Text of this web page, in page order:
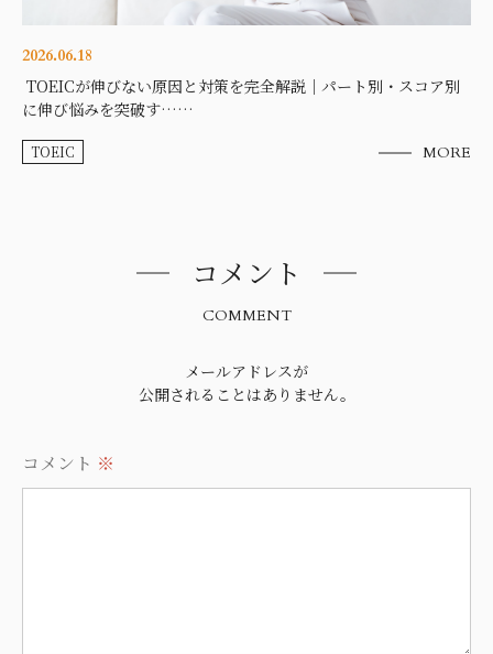
2026.06.18
TOEICが伸びない原因と対策を完全解説｜パート別・スコア別
に伸び悩みを突破す……
TOEIC MORE
コメント
COMMENT
メールアドレスが
公開されることはありません。
コメント ※